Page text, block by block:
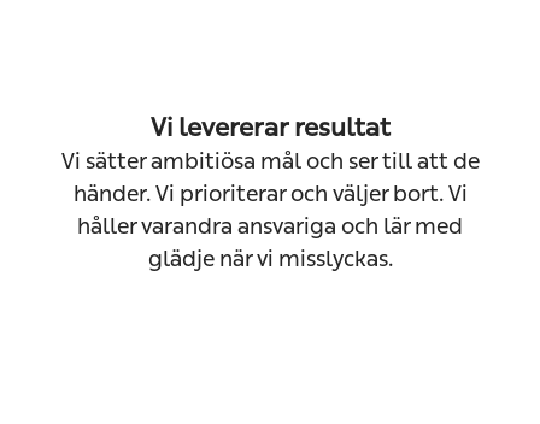
Vi levererar resultat
Vi sätter ambitiösa mål och ser till att de
händer. Vi prioriterar och väljer bort. Vi
håller varandra ansvariga och lär med
glädje när vi misslyckas.